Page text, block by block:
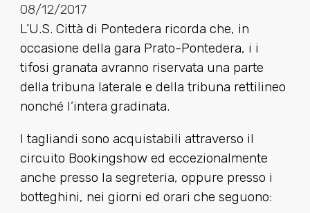
08/12/2017
L’U.S. Città di Pontedera ricorda che, in
occasione della gara Prato-Pontedera, i i
tifosi granata avranno riservata una parte
della tribuna laterale e della tribuna rettilineo
nonché l’intera gradinata.
I tagliandi sono acquistabili attraverso il
circuito Bookingshow ed eccezionalmente
anche presso la segreteria, oppure presso i
botteghini, nei giorni ed orari che seguono: